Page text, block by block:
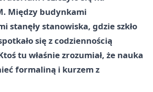
Między budynkami
stanęły stanowiska, gdzie szkło
się z codziennością
tu właśnie zrozumiał, że nauka
formaliną i kurzem z